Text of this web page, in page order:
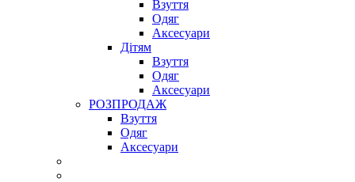
Взуття
Одяг
Аксесуари
Дітям
Взуття
Одяг
Аксесуари
РОЗПРОДАЖ
Взуття
Одяг
Аксесуари